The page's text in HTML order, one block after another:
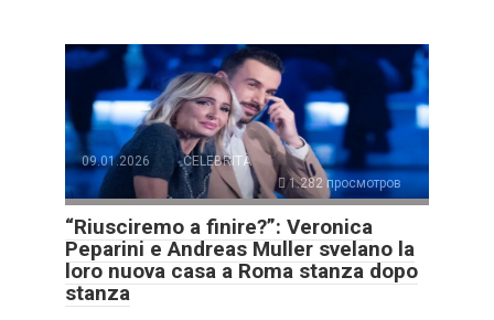
09.01.2026
CELEBRITÀ
1.282 просмотров
“Riusciremo a finire?”: Veronica
Peparini e Andreas Muller svelano la
loro nuova casa a Roma stanza dopo
stanza